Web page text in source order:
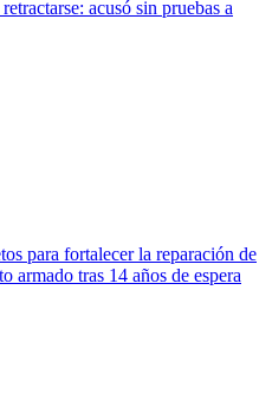
acusó sin pruebas a
para fortalecer la reparación de
armado tras 14 años de espera